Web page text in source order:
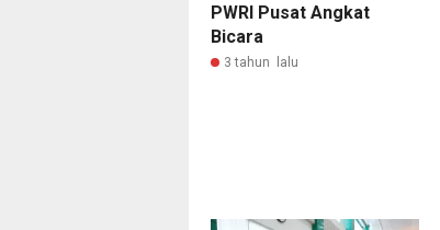
PWRI Pusat Angkat
Bicara
3 tahun lalu